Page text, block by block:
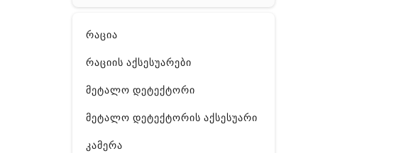
რაცია
რაციის აქსესუარები
მეტალო დეტექტორი
მეტალო დეტექტორის აქსესუარი
კამერა